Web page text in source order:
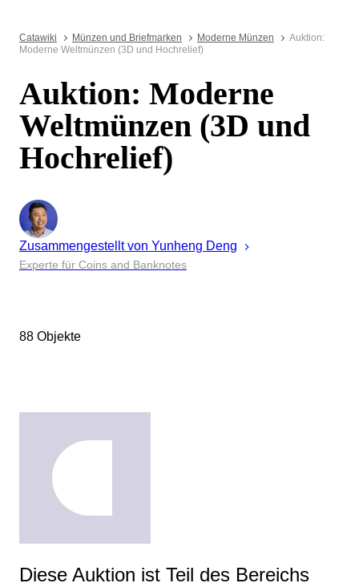
Catawiki Münzen und Briefmarken Moderne Münzen
Auktion:
Moderne Weltmünzen (3D und Hochrelief)
Auktion: Moderne
Weltmünzen (3D und
Hochrelief)
Zusammengestellt von Yunheng Deng
Experte für Coins and Banknotes
88 Objekte
Diese Auktion ist Teil des Bereichs